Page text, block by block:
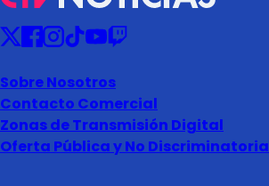
Sobre Nosotros
Contacto Comercial
Zonas de Transmisión Digital
Oferta Pública y No Discriminatoria